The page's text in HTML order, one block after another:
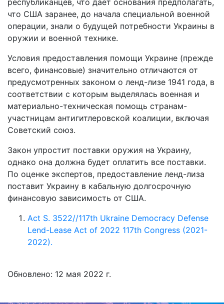
республиканцев, что дает основания предполагать,
что США заранее, до начала специальной военной
операции, знали о будущей потребности Украины в
оружии и военной технике.
Условия предоставления помощи Украине (прежде
всего, финансовые) значительно отличаются от
предусмотренных законом о ленд-лизе 1941 года, в
соответствии с которым выделялась военная и
материально-техническая помощь странам-
участницам антигитлеровской коалиции, включая
Советский союз.
Закон упростит поставки оружия на Украину,
однако она должна будет оплатить все поставки.
По оценке экспертов, предоставление ленд-лиза
поставит Украину в кабальную долгосрочную
финансовую зависимость от США.
Act S. 3522//117th Ukraine Democracy Defense
Lend-Lease Act of 2022 117th Congress (2021-
2022).
Обновлено: 12 мая 2022 г.